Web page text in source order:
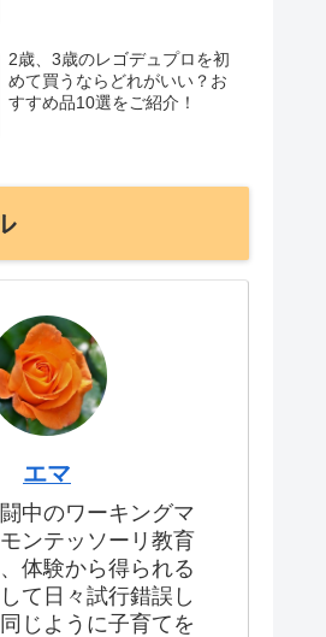
2歳、3歳のレゴデュプロを初
めて買うならどれがいい？お
すすめ品10選をご紹介！
エマ
中のワーキングマ
ンテッソーリ教育
体験から得られる
て日々試行錯誤し
じように子育てを